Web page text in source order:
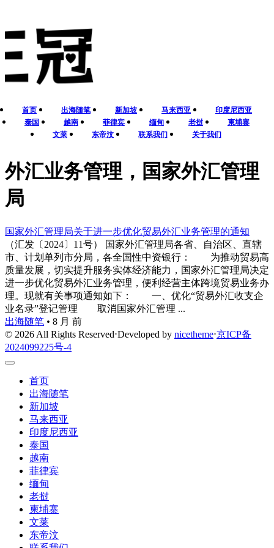
首页 出海随笔 新加坡 马来西亚
印度尼西亚
泰国
越南 菲律宾 缅甸 老挝
柬埔寨
文莱
东帝汶 联系我们 关于我们
外汇业务管理，国家外汇管理
局
国家外汇管理局关于进一步优化贸易外汇业务管理的通知
（汇发〔2024〕11号） 国家外汇管理局各省、自治区、直辖
市、计划单列市分局，各全国性中资银行： 为推动贸易高
质量发展，切实提升服务实体经济能力，国家外汇管理局决定
进一步优化贸易外汇业务管理，便利经营主体跨境贸易业务办
理。现就有关事项通知如下： 一、优化“贸易外汇收支企
业名录”登记管理 取消国家外汇管理 ...
出海随笔 • 8 月 前
© 2026 All Rights Reserved⋅Developed by nicetheme⋅京ICP备
2024099225号-4
首页
出海随笔
新加坡
马来西亚
印度尼西亚
泰国
越南
菲律宾
缅甸
老挝
柬埔寨
文莱
东帝汶